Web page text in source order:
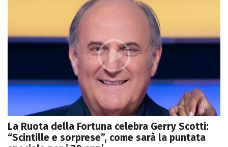
La Ruota della Fortuna celebra Gerry Scotti:
“Scintille e sorprese”, come sarà la puntata